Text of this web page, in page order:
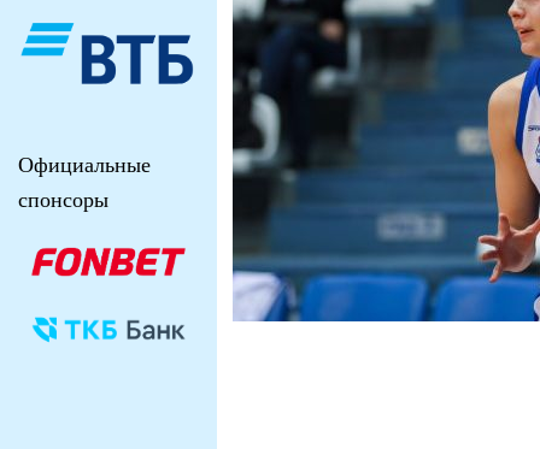
Официальные
спонсоры